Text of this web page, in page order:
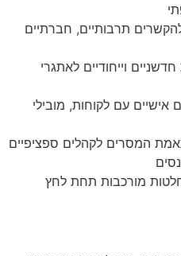
תרבותיים, חברתיים
וייחודיים לאתגרי
אישיים עם לקוחות, מובילי
המסרים לקהלים ספציפיים
מורכבות תחת לחץ